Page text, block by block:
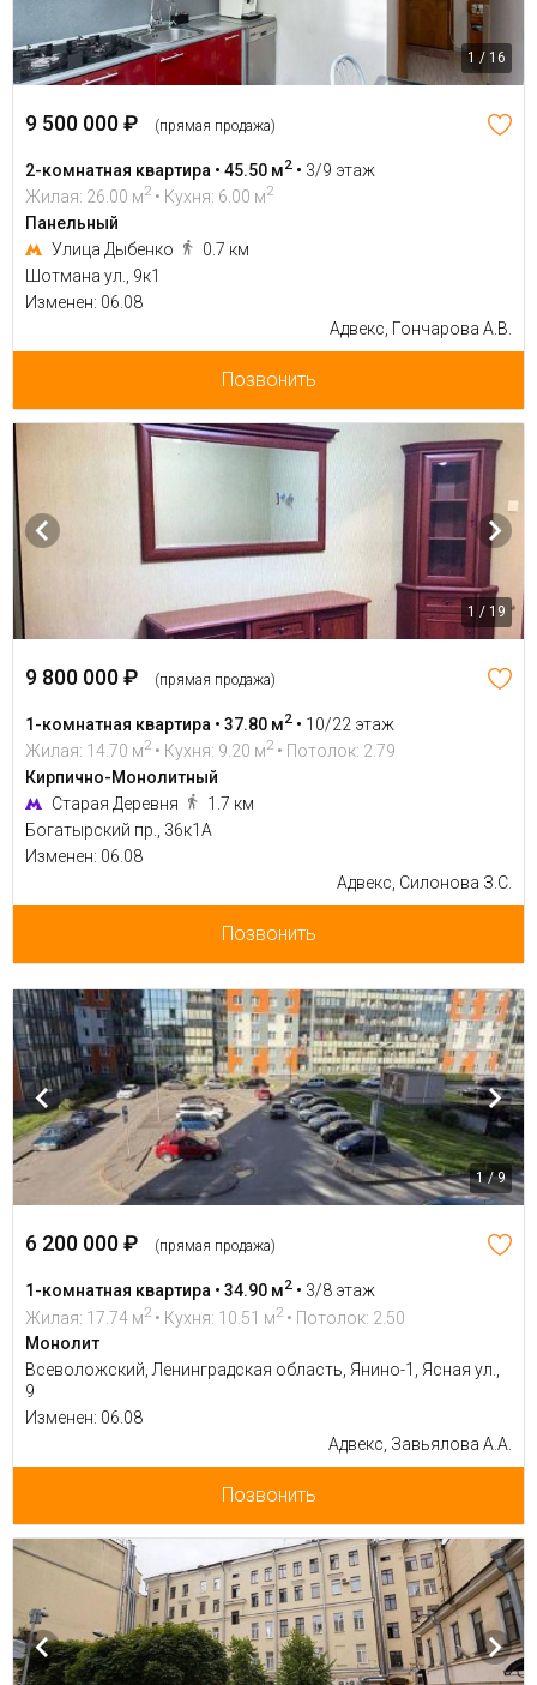
1 / 16
9 500 000 ₽ (прямая продажа)
2-комнатная квартира • 45.50 м2 • 3/9 этаж
Жилая: 26.00 м2 • Кухня: 6.00 м2
Панельный
Улица Дыбенко
0.7 км
Шотмана ул., 9к1
Изменен: 06.08
Адвекс, Гончарова А.В.
Позвонить
1 / 19
9 800 000 ₽ (прямая продажа)
1-комнатная квартира • 37.80 м2 • 10/22 этаж
Жилая: 14.70 м2 • Кухня: 9.20 м2 • Потолок: 2.79
Кирпично-Монолитный
Старая Деревня
1.7 км
Богатырский пр., 36к1А
Изменен: 06.08
Адвекс, Силонова З.С.
Позвонить
1 / 9
6 200 000 ₽ (прямая продажа)
1-комнатная квартира • 34.90 м2 • 3/8 этаж
Жилая: 17.74 м2 • Кухня: 10.51 м2 • Потолок: 2.50
Монолит
Всеволожский, Ленинградская область, Янино-1, Ясная ул.,
9
Изменен: 06.08
Адвекс, Завьялова А.А.
Позвонить